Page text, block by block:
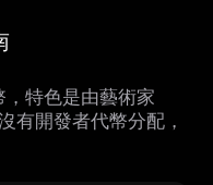
特色是由藝術家
開發者代幣分配，